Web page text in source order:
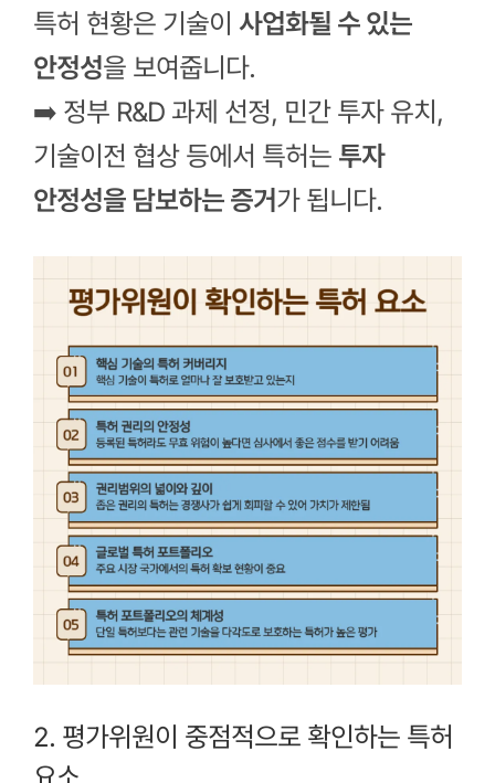
특허 현황은 기술이 사업화될 수 있는
안정성을 보여줍니다.
➡️ 정부 R&D 과제 선정, 민간 투자 유치,
기술이전 협상 등에서 특허는 투자
안정성을 담보하는 증거가 됩니다.
2. 평가위원이 중점적으로 확인하는 특허